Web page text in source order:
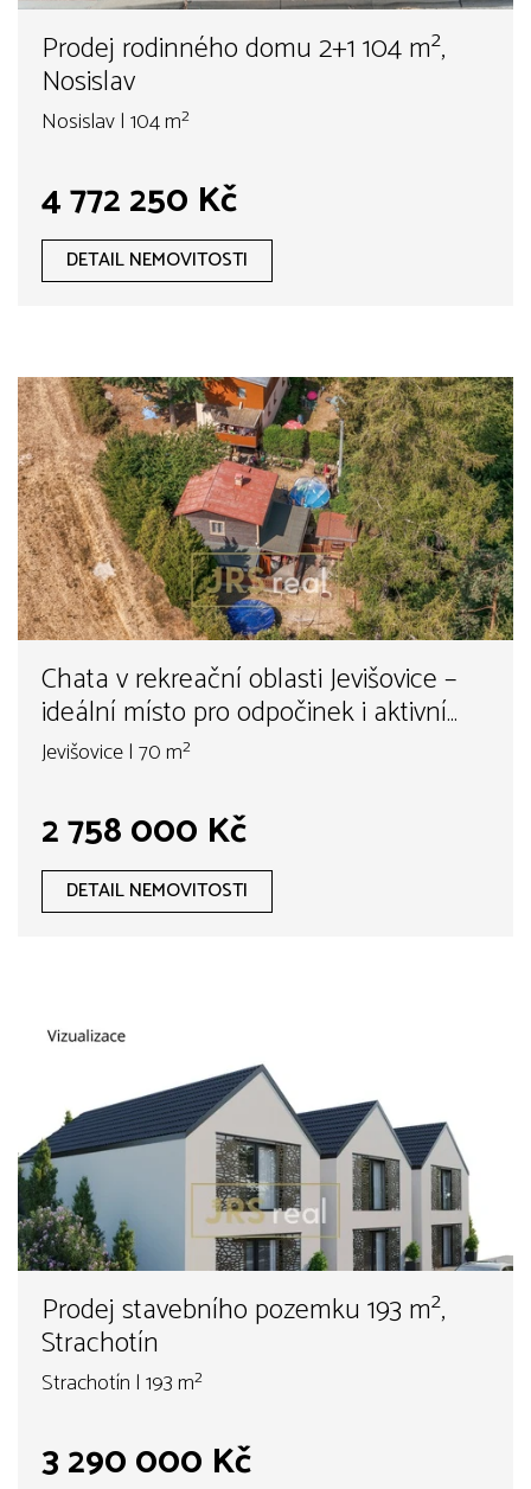
Prodej rodinného domu 2+1 104 m²,
Nosislav
Nosislav | 104 m²
4 772 250 Kč
DETAIL NEMOVITOSTI
Chata v rekreační oblasti Jevišovice –
ideální místo pro odpočinek i aktivní
víkendy
Jevišovice | 70 m²
2 758 000 Kč
DETAIL NEMOVITOSTI
Prodej stavebního pozemku 193 m²,
Strachotín
Strachotín | 193 m²
3 290 000 Kč